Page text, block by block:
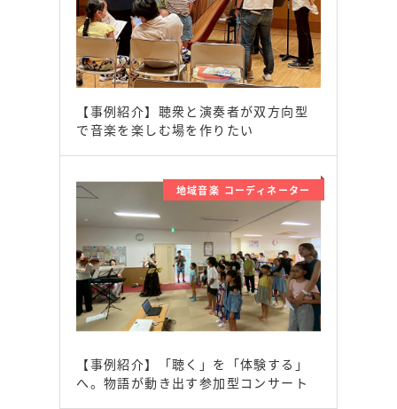
【事例紹介】聴衆と演奏者が双方向型
で音楽を楽しむ場を作りたい
地域音楽 コーディネーター
【事例紹介】「聴く」を「体験する」
へ。物語が動き出す参加型コンサート